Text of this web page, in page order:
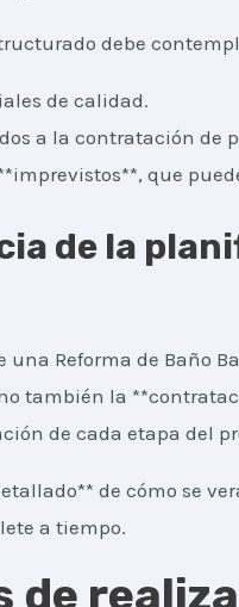
debe
de calidad.
a la contratación de
que
de la
una Reforma de Baño
también la
de cada etapa del
de cómo se
a tiempo.
de